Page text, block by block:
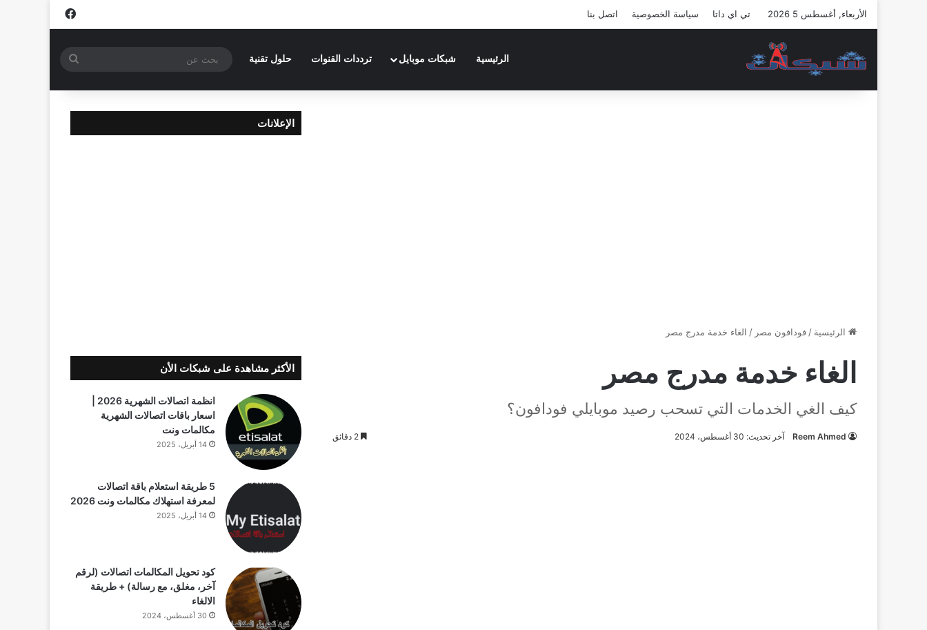
الأربعاء, أغسطس 5 2026 تي اي داتا سياسة الخصوصية اتصل بنا فيسبوك
الرئيسية شبكات موبايل ترددات القنوات حلول تقنية
بحث
الرئيسية / فودافون مصر / الغاء خدمة مدرج مصر
الغاء خدمة مدرج مصر
كيف الغي الخدمات التي تسحب رصيد موبايلي فودافون؟
Reem Ahmed آخر تحديث: 30 أغسطس، 2024
الإعلانات
الأكثر مشاهدة على شبكات الأن
اسعار باقات اتصالات الشهرية
مكالمات ونت
14 أبريل، 2025
5 طريقة استعلام باقة اتصالات
لمعرفة استهلاك مكالمات ونت 2026
14 أبريل، 2025
كود تحويل المكالمات اتصالات (لرقم
آخر، مغلق، مع رسالة) + طريقة
الالغاء
30 أغسطس، 2024